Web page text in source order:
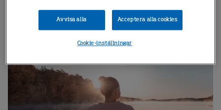
fokusområden.
Avvisa alla Acceptera alla cookies
Cookie-inställningar